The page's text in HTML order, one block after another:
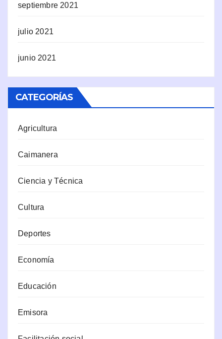
septiembre 2021
julio 2021
junio 2021
CATEGORÍAS
Agricultura
Caimanera
Ciencia y Técnica
Cultura
Deportes
Economía
Educación
Emisora